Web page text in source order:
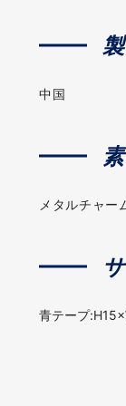
中国
メタルチャ
青テープ